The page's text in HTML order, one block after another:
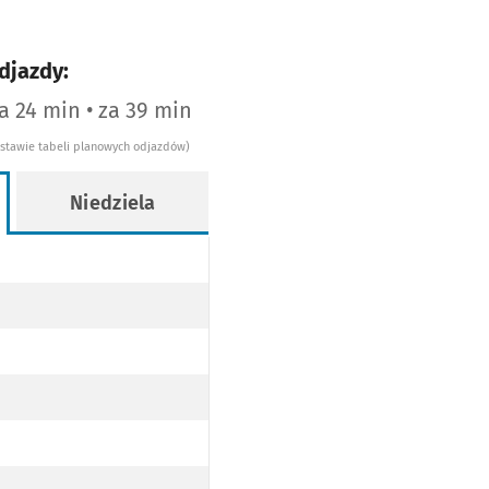
24 min • za 39 min
tabeli planowych odjazdów)
Niedziela
PO TRASIE)
PRZYJAŹNI PO TRASIE)
PRZYJAŹNI PO TRASIE)
PRZYJAŹNI PO TRASIE)
(DO PRZYST. PRZYJAŹNI PO TRASIE)